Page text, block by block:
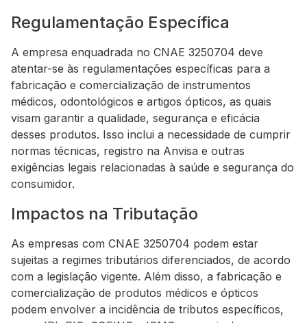
Regulamentação Específica
A empresa enquadrada no CNAE 3250704 deve
atentar-se às regulamentações específicas para a
fabricação e comercialização de instrumentos
médicos, odontológicos e artigos ópticos, as quais
visam garantir a qualidade, segurança e eficácia
desses produtos. Isso inclui a necessidade de cumprir
normas técnicas, registro na Anvisa e outras
exigências legais relacionadas à saúde e segurança do
consumidor.
Impactos na Tributação
As empresas com CNAE 3250704 podem estar
sujeitas a regimes tributários diferenciados, de acordo
com a legislação vigente. Além disso, a fabricação e
comercialização de produtos médicos e ópticos
podem envolver a incidência de tributos específicos,